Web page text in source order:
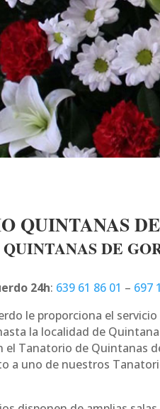
QUINTANAS
DE
24h: 639 61 86 01 – 697
le proporciona el
la localidad de
el Tanatorio de Quintanas
a uno de nuestros